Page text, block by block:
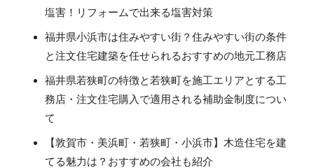
塩害！リフォームで出来る塩害対策
福井県小浜市は住みやすい街？住みやすい街の条件
と注文住宅建築を任せられるおすすめの地元工務店
福井県若狭町の特徴と若狭町を施工エリアとする工
務店・注文住宅購入で適用される補助金制度につい
て
【敦賀市・美浜町・若狭町・小浜市】木造住宅を建
てる魅力は？おすすめの会社も紹介